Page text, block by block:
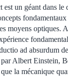
est un géant dans le
moyens optiques.
ad absurdum
Albert Einstein,
la mécanique